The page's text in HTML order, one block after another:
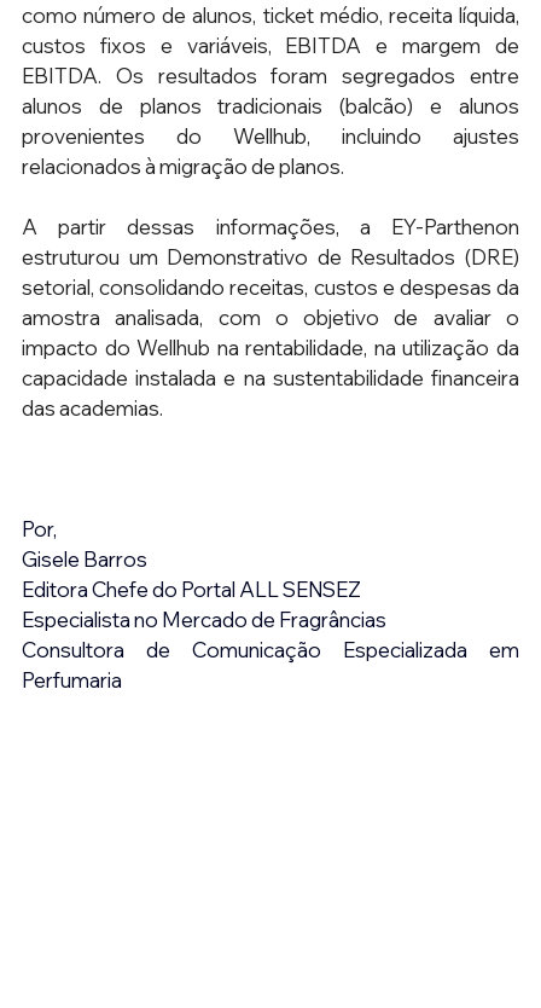
como número de alunos, ticket médio, receita líquida,
custos fixos e variáveis, EBITDA e margem de
EBITDA. Os resultados foram segregados entre
alunos de planos tradicionais (balcão) e alunos
provenientes do Wellhub, incluindo ajustes
relacionados à migração de planos.
A partir dessas informações, a EY-Parthenon
estruturou um Demonstrativo de Resultados (DRE)
setorial, consolidando receitas, custos e despesas da
amostra analisada, com o objetivo de avaliar o
impacto do Wellhub na rentabilidade, na utilização da
capacidade instalada e na sustentabilidade financeira
das academias.
Por,
Gisele Barros
Editora Chefe do Portal ALL SENSEZ
Especialista no Mercado de Fragrâncias
Consultora de Comunicação Especializada em
Perfumaria